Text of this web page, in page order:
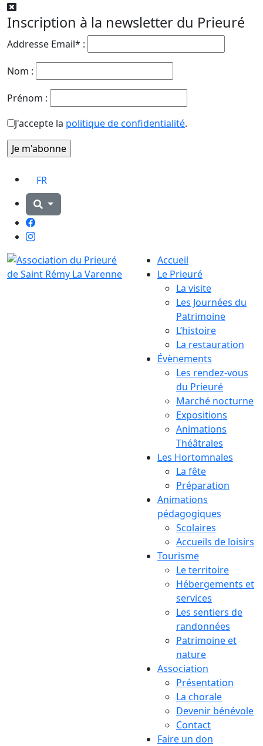
Inscription à la newsletter du Prieuré
Addresse Email* :
Nom :
Prénom :
J'accepte la politique de confidentialité.
FR
Facebook
Instagram
Accueil
Le Prieuré
La visite
Les Journées du
Patrimoine
L’histoire
La restauration
Évènements
Les rendez-vous
du Prieuré
Marché nocturne
Expositions
Animations
Théâtrales
Les Hortomnales
La fête
Préparation
Animations
pédagogiques
Scolaires
Accueils de loisirs
Tourisme
Le territoire
Hébergements et
services
Les sentiers de
randonnées
Patrimoine et
nature
Association
Présentation
La chorale
Devenir bénévole
Contact
Faire un don